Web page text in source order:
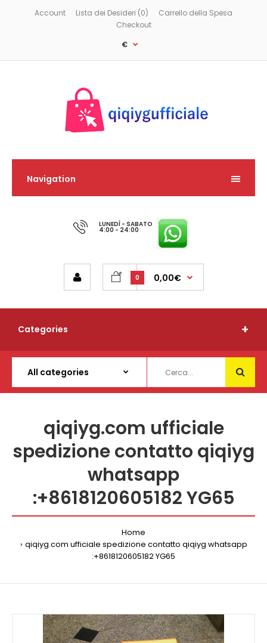
Account Lista dei Desideri (0)
Carrello della Spesa
Checkout
€
Navigation
LUNEDÌ - SABATO
4:00 - 24:00
0 0,00€
Categories
qiqiyg.com ufficiale
spedizione contatto qiqiyg
whatsapp
:+8618120605182 YG65
Home
qiqiyg.com ufficiale spedizione contatto qiqiyg whatsapp
:+8618120605182 YG65